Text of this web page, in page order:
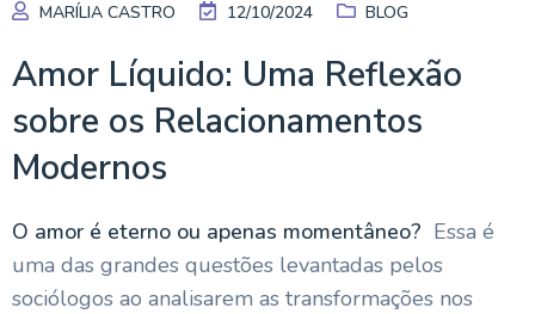
MARÍLIA CASTRO 12/10/2024 BLOG
Amor Líquido: Uma Reflexão
sobre os Relacionamentos
Modernos
O amor é eterno ou apenas momentâneo? Essa é
uma das grandes questões levantadas pelos
sociólogos ao analisarem as transformações nos